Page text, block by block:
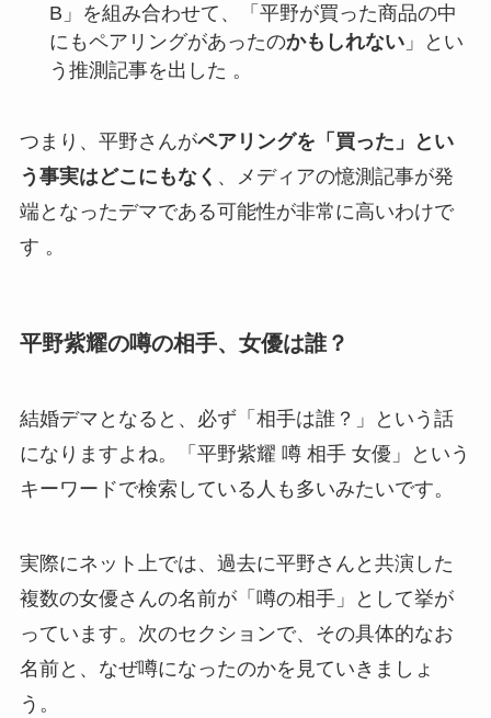
B」を組み合わせて、「平野が買った商品の中
にもペアリングがあったのかもしれない」とい
う推測記事を出した 。
つまり、平野さんがペアリングを「買った」とい
う事実はどこにもなく 、メディアの憶測記事が発
端となったデマである可能性が非常に高いわけで
す 。
平野紫耀の噂の相手、女優は誰？
結婚デマとなると、必ず「相手は誰？」という話
になりますよね。「平野紫耀 噂 相手 女優」という
キーワードで検索している人も多いみたいです。
実際にネット上では、過去に平野さんと共演した
複数の女優さんの名前が「噂の相手」として挙が
っています。次のセクションで、その具体的なお
名前と、なぜ噂になったのかを見ていきましょ
う。